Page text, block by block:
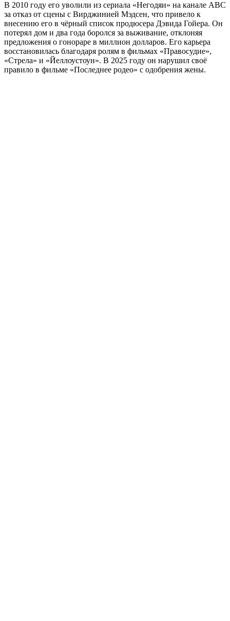
В 2010 году его уволили из сериала «Негодяи» на канале ABC
за отказ от сцены с Вирджинией Мэдсен, что привело к
внесению его в чёрный список продюсера Дэвида Гойера. Он
потерял дом и два года боролся за выживание, отклоняя
предложения о гонораре в миллион долларов. Его карьера
восстановилась благодаря ролям в фильмах «Правосудие»,
«Стрела» и «Йеллоустоун». В 2025 году он нарушил своё
правило в фильме «Последнее родео» с одобрения жены.